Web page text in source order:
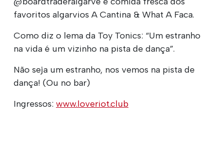
favoritos algarvios A Cantina & What A Faca.
Como diz o lema da Toy Tonics: “Um estranho
na vida é um vizinho na pista de dança”.
Não seja um estranho, nos vemos na pista de
dança! (Ou no bar)
Ingressos: www.loveriot.club